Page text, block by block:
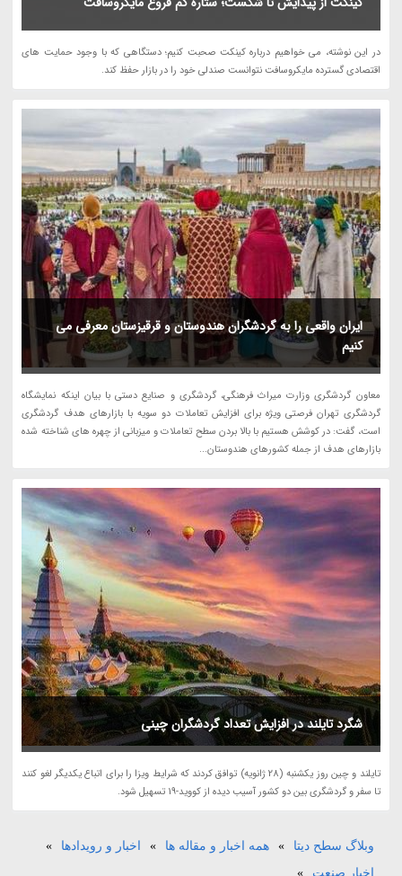
در این نوشته، می خواهیم درباره کینکت صحبت کنیم؛ دستگاهی که با وجود حمایت های
اقتصادی گسترده مایکروسافت نتوانست صندلی خود را در بازار حفظ کند.
ایران واقعی را به گردشگران هندوستان و قرقیزستان معرفی می
کنیم
معاون گردشگری وزارت میراث فرهنگی، گردشگری و صنایع دستی با بیان اینکه نمایشگاه
گردشگری تهران فرصتی ویژه برای افزایش تعاملات دو سویه با بازارهای هدف گردشگری
است، گفت: در کوشش هستیم با بالا بردن سطح تعاملات و میزبانی از چهره های شناخته شده
بازارهای هدف از جمله کشورهای هندوستان...
شگرد تایلند در افزایش تعداد گردشگران چینی
تایلند و چین روز یکشنبه (28 ژانویه) توافق کردند که شرایط ویزا را برای اتباع یکدیگر لغو کنند
تا سفر و گردشگری بین دو کشور آسیب دیده از کووید-19 تسهیل شود.
وبلاگ سطح دیتا » همه اخبار و مقاله ها » اخبار و رویدادها
»
اخبار صنعت
»